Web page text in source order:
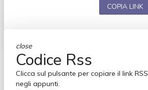
COPIA LINK
close
Codice Rss
Clicca sul pulsante per copiare il link RSS
negli appunti.